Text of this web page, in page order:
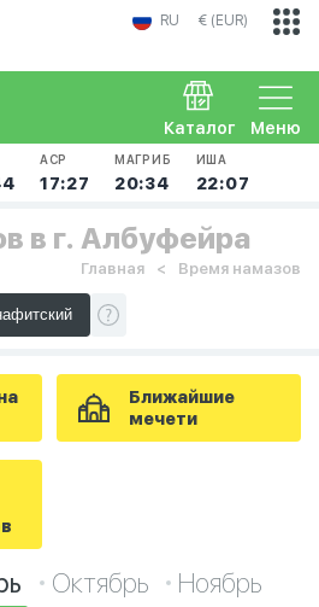
RU € (EUR)
Меню
Каталог
АСР
17:27
МАГРИБ
20:34
ИША
22:07
в г. Албуфейра
Главная Время намазов
Ближайшие
мечети
Октябрь Ноябрь